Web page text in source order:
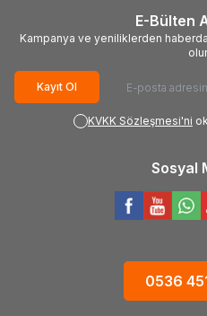
E-Bülten
Kampanya ve yeniliklerden
Kayıt Ol
KVKK Sözleşmesi'ni
Sosyal
0536